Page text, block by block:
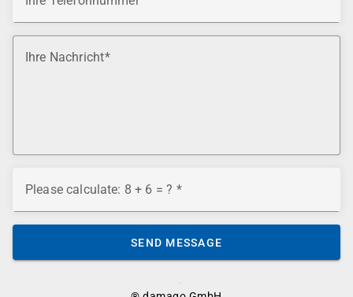
Ihre Nachricht
Please calculate: 8 + 6 = ?
SEND MESSAGE